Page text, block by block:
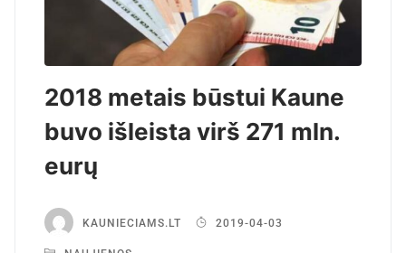
2018 metais būstui Kaune
buvo išleista virš 271 mln.
eurų
KAUNIECIAMS.LT 2019-04-03